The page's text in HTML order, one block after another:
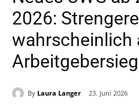
2026:
wahrscheinlich
By Laura Langer 23. Juni 2026